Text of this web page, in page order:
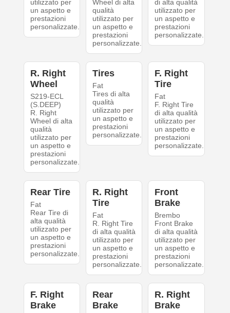
utilizzato per
un aspetto e
prestazioni
personalizzate.
Wheel di alta
qualità
utilizzato per
un aspetto e
prestazioni
personalizzate.
di alta qualità
utilizzato per
un aspetto e
prestazioni
personalizzate.
R. Right
Wheel
S219-ECL
(S.DEEP)
R. Right
Wheel di alta
qualità
utilizzato per
un aspetto e
prestazioni
personalizzate.
Tires
Fat
Tires di alta
qualità
utilizzato per
un aspetto e
prestazioni
personalizzate.
F. Right
Tire
Fat
F. Right Tire
di alta qualità
utilizzato per
un aspetto e
prestazioni
personalizzate.
Rear Tire
Fat
Rear Tire di
alta qualità
utilizzato per
un aspetto e
prestazioni
personalizzate.
R. Right
Tire
Fat
R. Right Tire
di alta qualità
utilizzato per
un aspetto e
prestazioni
personalizzate.
Front
Brake
Brembo
Front Brake
di alta qualità
utilizzato per
un aspetto e
prestazioni
personalizzate.
F. Right
Brake
Rear
Brake
R. Right
Brake